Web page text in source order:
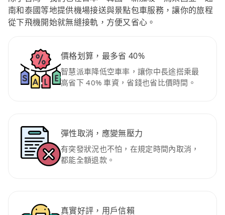
南和泰國等地提供機場接送與景點包車服務，讓你的旅程
從下飛機開始就無縫接軌，方便又省心。
價格划算，最多省 40%
智慧派車降低空車率，讓你中長途搭乘最
高省下 40% 車資，省錢也省比價時間。
彈性取消，應變無壓力
有突發狀況也不怕，在規定時間內取消，
都能全額退款。
真實好評，用戶信賴